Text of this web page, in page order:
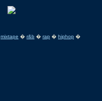
mixtape � r&b � rap � hiphop �